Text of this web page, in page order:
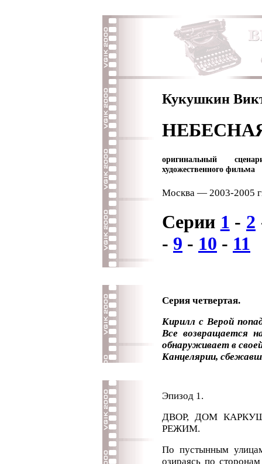
Кукушкин
оригинальный
художественного фильма
Москва — 2003-2005
Серии 1 - 2
- 9 - 10 - 11
Серия четвертая.
Кирилл с Верой
Все возвращается
обнаруживает в
Канцелярии,
Эпизод 1.
ДВОР, ДОМ
РЕЖИМ.
По пустынным
озираясь по